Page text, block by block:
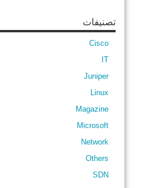
تصنيفات
Cisco
IT
Juniper
Linux
Magazine
Microsoft
Network
Others
SDN